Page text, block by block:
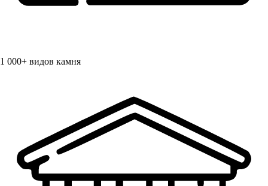
1 000+ видов камня